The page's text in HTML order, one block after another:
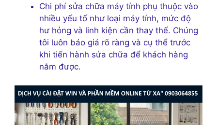
Chi phí sửa chữa máy tính phụ thuộc vào
nhiều yếu tố như loại máy tính, mức độ
hư hỏng và linh kiện cần thay thế. Chúng
tôi luôn báo giá rõ ràng và cụ thể trước
khi tiến hành sửa chữa để khách hàng
nắm được.